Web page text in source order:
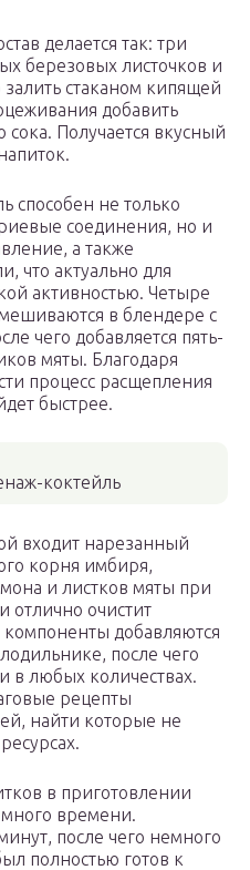
делается так: три
березовых листочков и
стаканом кипящей
добавить
Получается вкусный
способен не только
соединения, но и
а также
что актуально для
активностью. Четыре
в блендере с
чего добавляется пять-
мяты. Благодаря
процесс расщепления
быстрее.
коктейль
входит нарезанный
корня имбиря,
и листков мяты при
отлично очистит
добавляются
после чего
в любых количествах.
рецепты
найти которые не
в приготовлении
времени.
после чего немного
полностью готов к